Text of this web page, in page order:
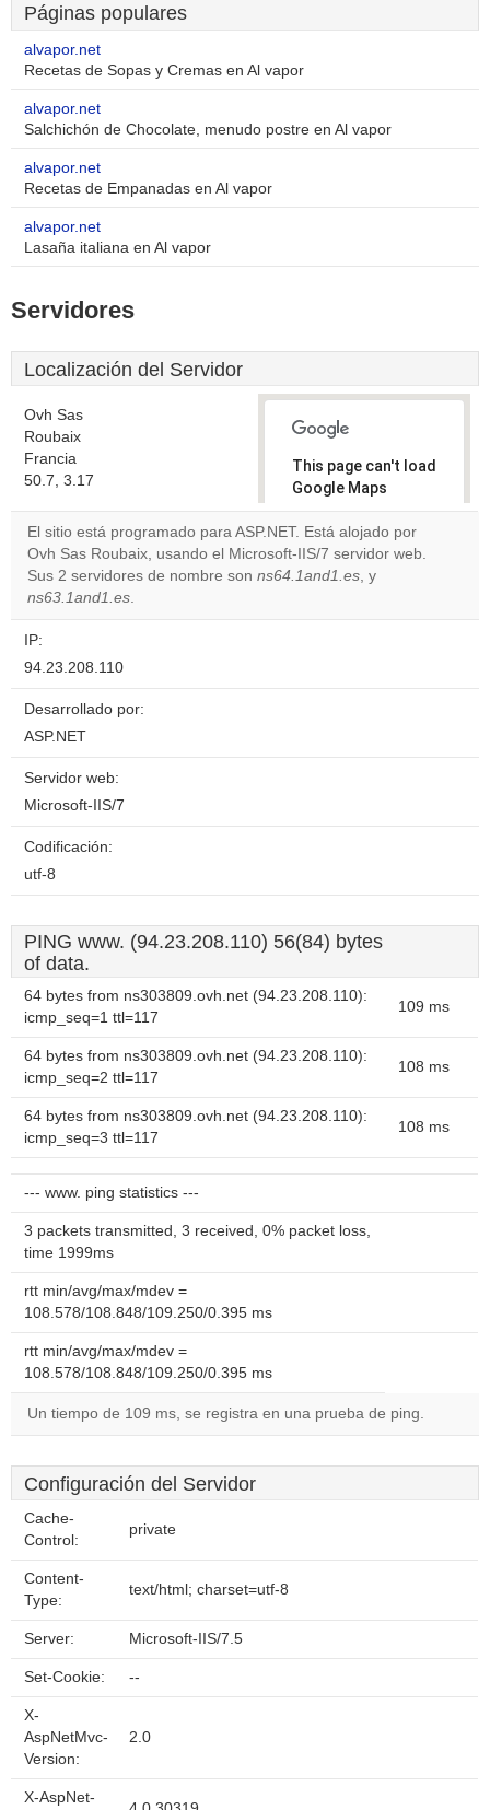
Páginas populares
alvapor.net
Recetas de Sopas y Cremas en Al vapor
alvapor.net
Salchichón de Chocolate, menudo postre en Al vapor
alvapor.net
Recetas de Empanadas en Al vapor
alvapor.net
Lasaña italiana en Al vapor
Servidores
Localización del Servidor
Ovh Sas
Roubaix
Francia
50.7, 3.17
This page can't load
Google Maps
correctly.
Do you
own this
El sitio está programado para ASP.NET. Está alojado por
Ovh Sas Roubaix, usando el Microsoft-IIS/7 servidor web.
Sus 2 servidores de nombre son ns64.1and1.es, y
ns63.1and1.es.
IP:
94.23.208.110
Desarrollado por:
ASP.NET
Servidor web:
Microsoft-IIS/7
Codificación:
utf-8
PING www. (94.23.208.110) 56(84) bytes
of data.
64 bytes from ns303809.ovh.net (94.23.208.110):
icmp_seq=1 ttl=117
109 ms
64 bytes from ns303809.ovh.net (94.23.208.110):
icmp_seq=2 ttl=117
108 ms
64 bytes from ns303809.ovh.net (94.23.208.110):
icmp_seq=3 ttl=117
108 ms
--- www. ping statistics ---
3 packets transmitted, 3 received, 0% packet loss,
time 1999ms
rtt min/avg/max/mdev =
108.578/108.848/109.250/0.395 ms
rtt min/avg/max/mdev =
108.578/108.848/109.250/0.395 ms
Un tiempo de 109 ms, se registra en una prueba de ping.
Configuración del Servidor
Cache-
Control:
private
Content-
Type:
text/html; charset=utf-8
Server: Microsoft-IIS/7.5
Set-Cookie: --
X-
AspNetMvc-
Version:
2.0
X-AspNet-